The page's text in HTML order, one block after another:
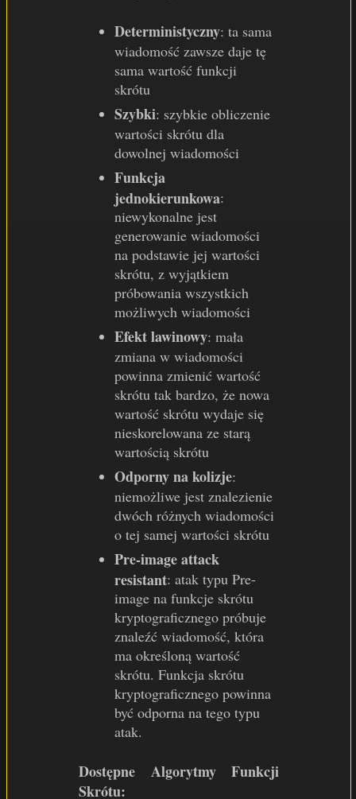
Deterministyczny: ta sama
wiadomość zawsze daje tę
sama wartość funkcji
skrótu
Szybki: szybkie obliczenie
wartości skrótu dla
dowolnej wiadomości
Funkcja
jednokierunkowa:
niewykonalne jest
generowanie wiadomości
na podstawie jej wartości
skrótu, z wyjątkiem
próbowania wszystkich
możliwych wiadomości
Efekt lawinowy: mała
zmiana w wiadomości
powinna zmienić wartość
skrótu tak bardzo, że nowa
wartość skrótu wydaje się
nieskorelowana ze starą
wartością skrótu
Odporny na kolizje:
niemożliwe jest znalezienie
dwóch różnych wiadomości
o tej samej wartości skrótu
Pre-image attack
resistant: atak typu Pre-
image na funkcje skrótu
kryptograficznego próbuje
znaleźć wiadomość, która
ma określoną wartość
skrótu. Funkcja skrótu
kryptograficznego powinna
być odporna na tego typu
atak.
Dostępne Algorytmy Funkcji
Skrótu: